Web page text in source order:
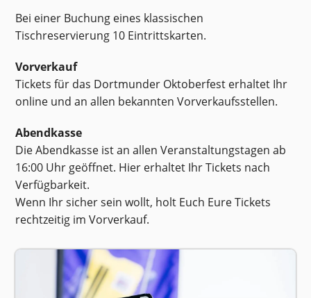
Bei einer Buchung eines klassischen
Tischreservierung 10 Eintrittskarten.
Vorverkauf
Tickets für das Dortmunder Oktoberfest erhaltet Ihr
online und an allen bekannten Vorverkaufsstellen.
Abendkasse
Die Abendkasse ist an allen Veranstaltungstagen ab
16:00 Uhr geöffnet. Hier erhaltet Ihr Tickets nach
Verfügbarkeit.
Wenn Ihr sicher sein wollt, holt Euch Eure Tickets
rechtzeitig im Vorverkauf.